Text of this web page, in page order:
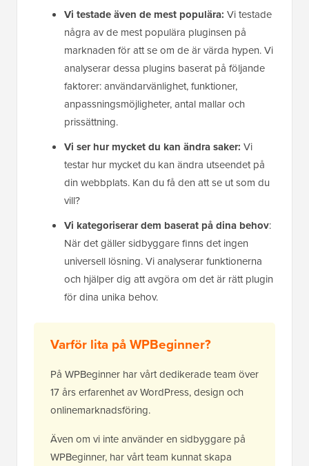
Vi testade även de mest populära: Vi testade
några av de mest populära pluginsen på
marknaden för att se om de är värda hypen. Vi
analyserar dessa plugins baserat på följande
faktorer: användarvänlighet, funktioner,
anpassningsmöjligheter, antal mallar och
prissättning.
Vi ser hur mycket du kan ändra saker: Vi
testar hur mycket du kan ändra utseendet på
din webbplats. Kan du få den att se ut som du
vill?
Vi kategoriserar dem baserat på dina behov:
När det gäller sidbyggare finns det ingen
universell lösning. Vi analyserar funktionerna
och hjälper dig att avgöra om det är rätt plugin
för dina unika behov.
Varför lita på WPBeginner?
På WPBeginner har vårt dedikerade team över
17 års erfarenhet av WordPress, design och
onlinemarknadsföring.
Även om vi inte använder en sidbyggare på
WPBeginner, har vårt team kunnat skapa